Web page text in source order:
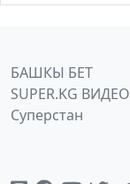
БАШКЫ БЕТ
SUPER.KG ВИДЕО
Суперстан